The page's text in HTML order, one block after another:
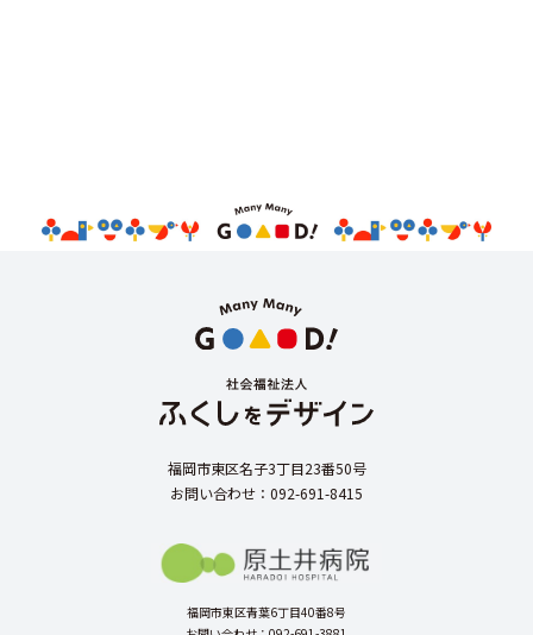
福岡市東区名子3丁目23番50号
お問い合わせ：092-691-8415
福岡市東区青葉6丁目40番8号